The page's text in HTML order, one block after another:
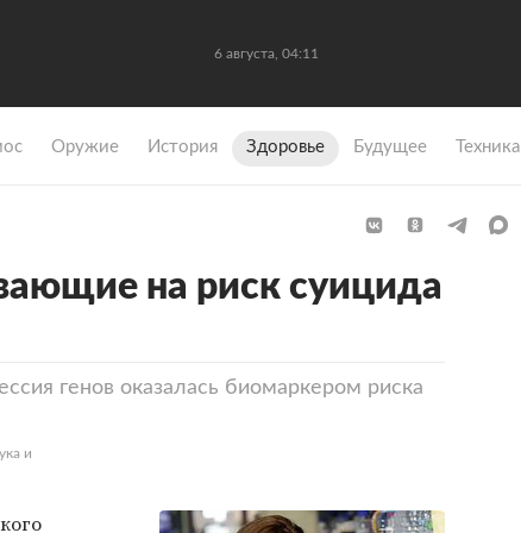
6 августа, 04:11
Оружие История Здоровье Будущее Техника
на риск суицида
генов оказалась биомаркером риска
и